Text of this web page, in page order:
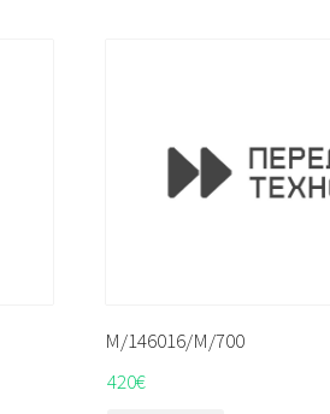
M/146016/M/700
420€